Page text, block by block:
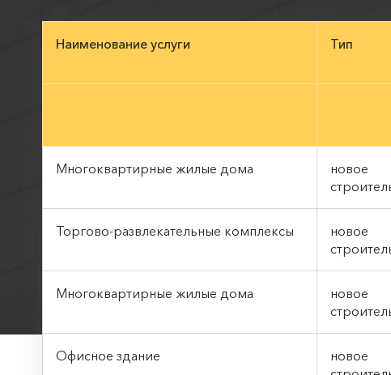
Наименование услуги Тип
Многоквартирные жилые дома
новое
Торгово-развлекательные комплексы
новое
Многоквартирные жилые дома
новое
Офисное здание
новое